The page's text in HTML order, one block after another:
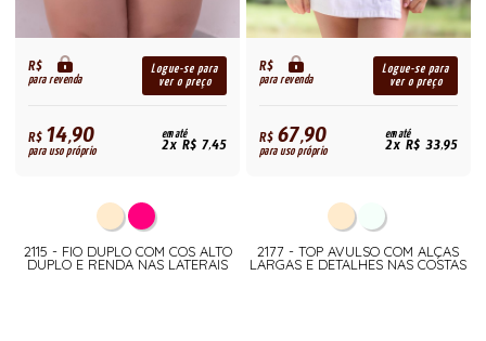
R$
para revenda
Logue-se para
ver o preço
R$14,90
para uso próprio
em até
2x R$ 7,45
2115 - FIO DUPLO COM COS ALTO
DUPLO E RENDA NAS LATERAIS
R$
para revenda
Logue-se para
ver o preço
R$67,90
para uso próprio
em até
2x R$ 33,95
2177 - TOP AVULSO COM ALÇAS
LARGAS E DETALHES NAS COSTAS